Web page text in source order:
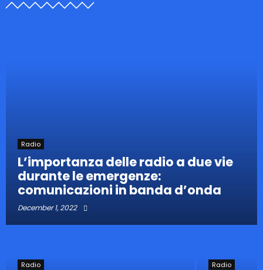
Radio
L’importanza delle radio a due vie
durante le emergenze:
comunicazioni in banda d’onda
December 1, 2022
Radio Radio